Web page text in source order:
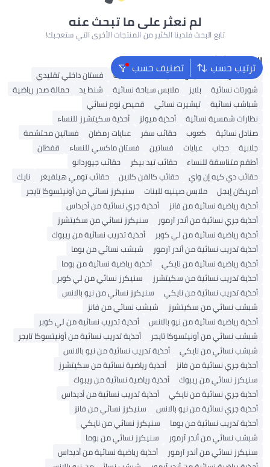
لم نعثر على ما تبحث عنه
تابع البحث فلدينا الكثير من المنتجات الأخرى التي ستعجبك!
ترتيب حسب تصنيف حسب البحث الشائع
شنط ألدو شنط جيس نسائية شنط نسائية
فستان داخلي تقليدي
شورتات نسائية
بلايز ملابس سباحة نسائية شنط يد
حمالة صدر رياضية
شباشب نسائية
تيشيرت نسائي
قميص نوم نسائي
نظارات شمسية نسائية
أحذية ميولز
أحذية سكيتشرز للنساء
صنادل نسائية
كعوب حقائب سفر عبايات رمضان
فساتين محتشمة
جلابية
حجاب عبايات فساتين فستان ماكسي للنساء
قفطان
أطقم متناسقة للنساء
حقائب تيد بيكر
حقائب جيوردانو
حقائب دي كيه إن واي
حقائب كالفن كلاين حقائب تومي هيلفيغر
نايك
أمريكان إيجل
ملابس صينيه للبنات
سنيكرز نسائي من أونيتسوكا تايجر
أحذية رياضية نسائية من فانز
أحذية جري نسائية من أديداس
أحذية جري نسائية من أندر آرمور
سنيكرز نسائي من سكيتشرز
أحذية رياضية نسائية من لي كوبر
أحذية تدريب نسائية من ريبوك
أحذية تدريب نسائية من أندر آرمور
شبشب نسائي من بوما
أحذية رياضية نسائية من نايكي
أحذية رياضية نسائية من بوما
أحذية تدريب نسائية من سكيتشرز
سنيكرز نسائي من لي كوبر
أحذية تدريب نسائية من نايكي
سنيكرز نسائي من نيو بالانس
شبشب نسائي من سكيتشرز
شبشب نسائي من فانز
أحذية رياضية نسائية من نيو بالانس
أحذية تدريب نسائية من لي كوبر
شبشب نسائي من أونيتسوكا تايجر
أحذية تدريب نسائية من أونيتسوكا تايجر
شبشب نسائي من نايكي
أحذية تدريب نسائية من نيو بالانس
أحذية جري نسائية من فانز
أحذية رياضية نسائية من سكيتشرز
سنيكرز نسائي من ريبوك
أحذية رياضية نسائية من ريبوك
أحذية جري نسائية من نايكي
أحذية تدريب نسائية من أديداس
أحذية جري نسائية من نيو بالانس
سنيكرز نسائي من فانز
أحذية تدريب نسائية من بوما
سنيكرز نسائي من نايكي
شبشب نسائي من أندر آرمور
سنيكرز نسائي من بوما
سنيكرز نسائي من أندر آرمور
أحذية رياضية نسائية من أديداس